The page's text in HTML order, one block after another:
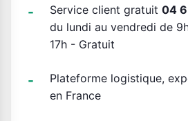
Service client gratuit 04
du lundi au vendredi de
17h - Gratuit
Plateforme logistique,
en France